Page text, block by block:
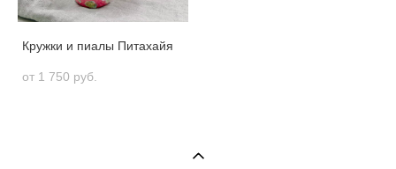
Кружки и пиалы Питахайя
от 1 750 pуб.